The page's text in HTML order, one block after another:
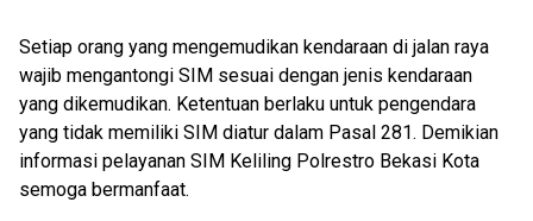
Setiap orang yang mengemudikan kendaraan di jalan raya
wajib mengantongi SIM sesuai dengan jenis kendaraan
yang dikemudikan. Ketentuan berlaku untuk pengendara
yang tidak memiliki SIM diatur dalam Pasal 281. Demikian
informasi pelayanan SIM Keliling Polrestro Bekasi Kota
semoga bermanfaat.